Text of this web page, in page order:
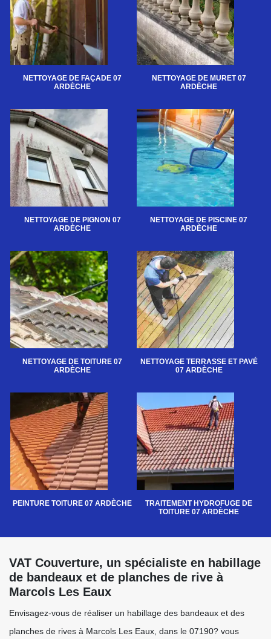
NETTOYAGE DE FAÇADE 07
ARDÈCHE
NETTOYAGE DE MURET 07
ARDÈCHE
NETTOYAGE DE PIGNON 07
ARDÈCHE
NETTOYAGE DE PISCINE 07
ARDÈCHE
NETTOYAGE DE TOITURE 07
ARDÈCHE
NETTOYAGE TERRASSE ET PAVÉ
07 ARDÈCHE
PEINTURE TOITURE 07 ARDÈCHE
TRAITEMENT HYDROFUGE DE
TOITURE 07 ARDÈCHE
VAT Couverture, un spécialiste en habillage
de bandeaux et de planches de rive à
Marcols Les Eaux
Envisagez-vous de réaliser un habillage des bandeaux et des
planches de rives à Marcols Les Eaux, dans le 07190? vous